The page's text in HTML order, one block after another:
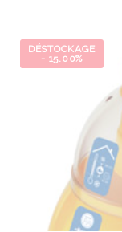
DÉSTOCKAGE
- 15.00%